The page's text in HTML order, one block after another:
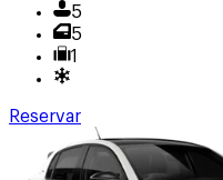
5
5
1
Reservar